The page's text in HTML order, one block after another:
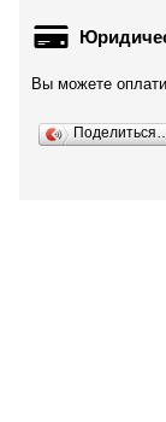
Вы можете